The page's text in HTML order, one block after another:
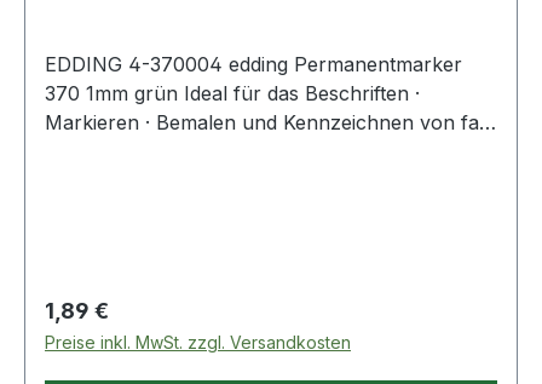
EDDING 4-370004 edding Permanentmarker
370 1mm grün Ideal für das Beschriften ·
Markieren · Bemalen und Kennzeichnen von fast
Regulärer Preis:
1,89 €
Preise inkl. MwSt. zzgl. Versandkosten